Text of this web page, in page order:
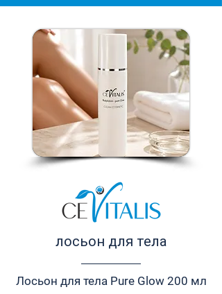
лосьон для тела
Лосьон для тела Pure Glow 200 мл